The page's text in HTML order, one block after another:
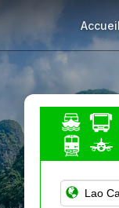
Accueil